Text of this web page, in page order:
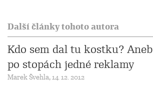
Další články tohoto autora
Kdo sem dal tu kostku? Aneb
po stopách jedné reklamy
Marek Švehla, 14. 12. 2012